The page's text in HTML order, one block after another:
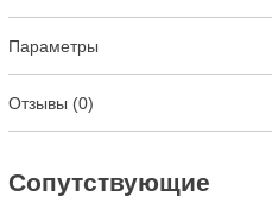
Параметры
Отзывы (0)
Cопутствующие